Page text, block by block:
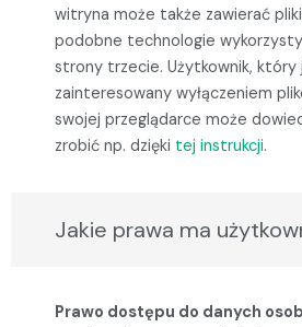
witryna może także zawierać
podobne technologie
strony trzecie. Użytkownik, który
zainteresowany wyłączeniem
swojej przeglądarce może
zrobić np. dzięki tej instrukcji.
Jakie prawa ma
Prawo dostępu do danych